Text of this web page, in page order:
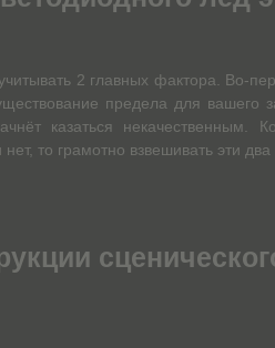
2 главных фактора. Во-
предела для вашего
казаться некачественным.
то грамотно взвешивать эти два